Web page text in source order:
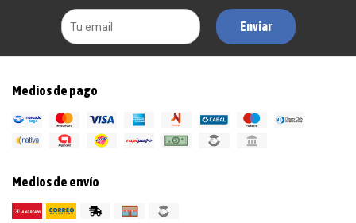
Enviar
Medios de pago
Medios de envío